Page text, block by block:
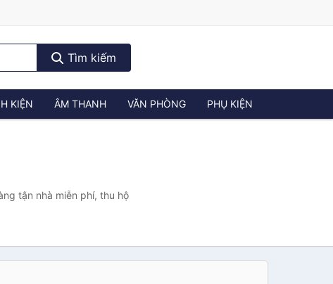
Tìm kiếm
KIỆN ÂM THANH VĂN PHÒNG PHỤ KIỆN
tận nhà miễn phí, thu hộ